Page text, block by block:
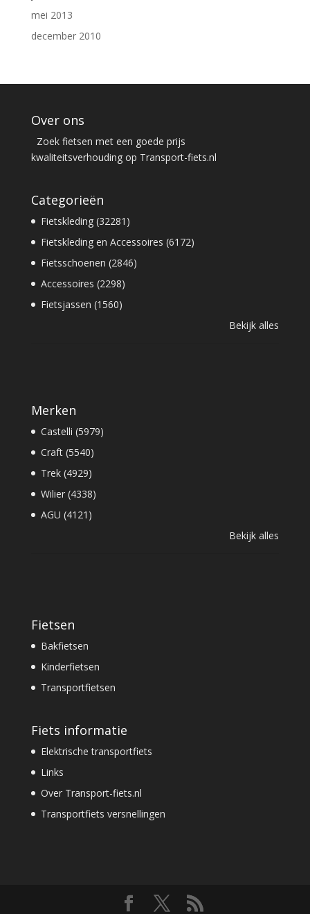
mei 2013
december 2010
Over ons
Zoek fietsen met een goede prijs
kwaliteitsverhouding op Transport-fiets.nl
Categorieën
Fietskleding (32281)
Fietskleding en Accessoires (6172)
Fietsschoenen (2846)
Accessoires (2298)
Fietsjassen (1560)
Bekijk alles
Merken
Castelli (5979)
Craft (5540)
Trek (4929)
Wilier (4338)
AGU (4121)
Bekijk alles
Fietsen
Bakfietsen
Kinderfietsen
Transportfietsen
Fiets informatie
Elektrische transportfiets
Links
Over Transport-fiets.nl
Transportfiets versnellingen